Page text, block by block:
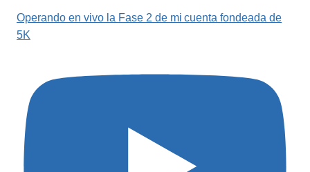
Operando en vivo la Fase 2 de mi cuenta fondeada de
5K